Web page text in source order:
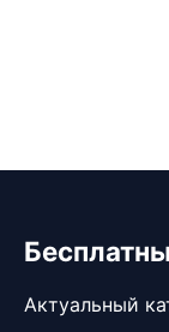
Актуальный